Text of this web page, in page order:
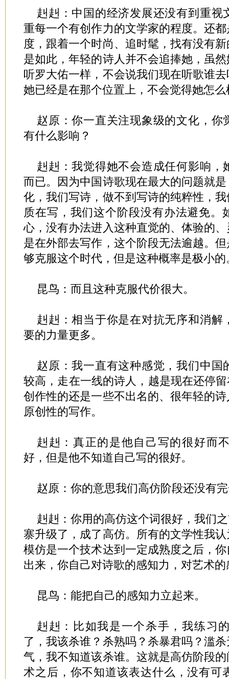
赳赳：中国的经济发展还没有到重视
重每一个有创作力的文学家的程度。还
度，跟着一个时尚、追时髦，找有没有
是如此，年轻的诗人并不会追捧她，虽
听罗大佑一样，不会说我们现在听歌谁
她已经是在那个位置上，不会觉得她怎么
赵原：你一直关注现象级的文化，你
有什么影响？
赳赳：我觉得她不会造成任何影响，
而已。因为中国诗歌现在最大的问题就
化，我们写诗，做不到写诗的纯粹性，
质在写，我们这个阶段没有办法避免。
心，没有办法进入这种直觉的、体验的
是在外部去写作，这个阶段无法逾越。
够克服这个时代，但是这种概率是极小的
昆鸟：而且这种克服代价很大。
赳赳：相当于你是在对抗无序和消解
要的力量更多。
赵原：我一直有这种感觉，我们中国
较高，走在一线的诗人，越是现在还停
创作性的还是一些不出名的、很年轻的
原创性的写作。
赳赳：真正的是他自己写的很好而
好，但是他不知道自己写的很好。
赵原：你的意思我们高仿阶段还没有
赳赳：你用的高仿这个词很好，我们
寨升级了，成了高仿。所有的文学性我
模仿是一个技术达到一定成熟度之后，
出来，你自己对诗歌的感知力，对艺术
昆鸟：能把自己的感知力立起来。
赳赳：比如我是一个杀手，我练习
了，我该杀谁？杀熟吗？杀暴君吗？滥
气，我不知道该杀谁。这就是高仿阶段
术之后，你不知道该表达什么，没有可